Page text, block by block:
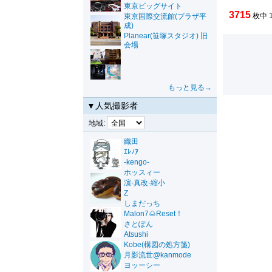
東京ビッグサイト
東京国際交流館(プラザ平
成)
Planear(笹塚スタジオ) 旧
会場
もっと見る→
▼人気撮影者
地域:
織田
ｴﾚﾉｱ
-kengo-
ホッスィー
濵-真改-縮小
Z
しまだっち
Malon7🌰Reset！
さとぽん
Atsushi
Kobe(構図の処方箋)
月影流世@kanmode
ヨッーシー
3715 枚中